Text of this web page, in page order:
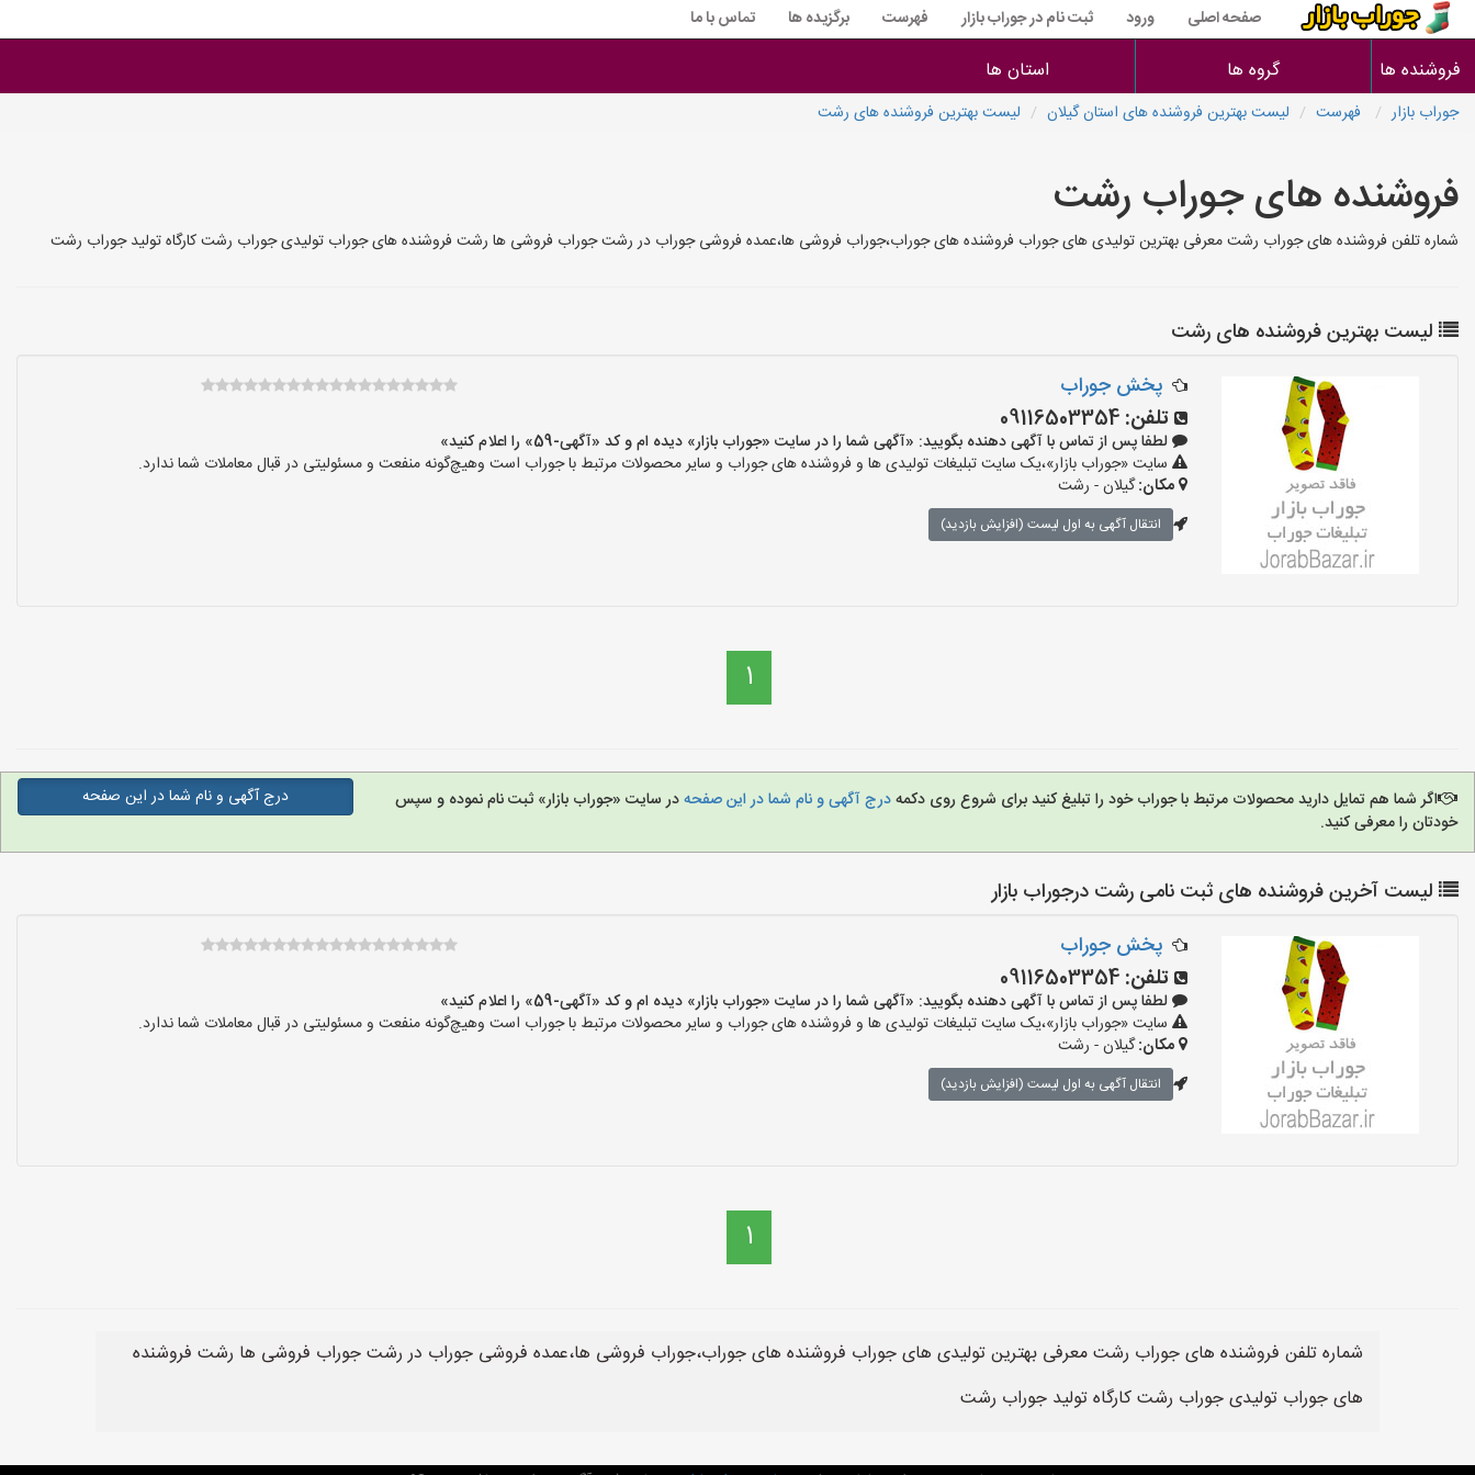
صفحه اصلی ورود ثبت نام در جوراب بازار فهرست برگزیده ها تماس با ما
فروشنده ها گروه ها استان ها
جوراب بازار فهرست لیست بهترین فروشنده های استان گیلان لیست بهترین فروشنده های رشت
فروشنده های جوراب رشت
شماره تلفن فروشنده های جوراب رشت معرفی بهترین تولیدی های جوراب فروشنده های جوراب،جوراب فروشی ها،عمده فروشی جوراب در رشت جوراب فروشی ها رشت فروشنده های جوراب تولیدی جوراب رشت کارگاه تولید جوراب رشت
لیست بهترین فروشنده های رشت
پخش جوراب
تلفن: 09116503354
لطفا پس از تماس با آگهی دهنده بگویید: «آگهی شما را در سایت «جوراب بازار» دیده ام و کد «آگهی-59» را اعلام کنید»
سایت «جوراب بازار»،یک سایت تبلیغات تولیدی ها و فروشنده های جوراب و سایر محصولات مرتبط با جوراب است وهیچ‌گونه منفعت و مسئولیتی در قبال معاملات شما ندارد.
مکان:گیلان - رشت
انتقال آگهی به اول لیست (افزایش بازدید)
1
اگر شما هم تمایل دارید محصولات مرتبط با جوراب خود را تبلیغ کنید برای شروع روی دکمهدرج آگهی و نام شما در این صفحهدر سایت «جوراب بازار» ثبت نام نموده و سپس
خودتان را معرفی کنید.
درج آگهی و نام شما در این صفحه
لیست آخرین فروشنده های ثبت نامی رشت درجوراب بازار
پخش جوراب
تلفن: 09116503354
لطفا پس از تماس با آگهی دهنده بگویید: «آگهی شما را در سایت «جوراب بازار» دیده ام و کد «آگهی-59» را اعلام کنید»
سایت «جوراب بازار»،یک سایت تبلیغات تولیدی ها و فروشنده های جوراب و سایر محصولات مرتبط با جوراب است وهیچ‌گونه منفعت و مسئولیتی در قبال معاملات شما ندارد.
مکان:گیلان - رشت
انتقال آگهی به اول لیست (افزایش بازدید)
1
شماره تلفن فروشنده های جوراب رشت معرفی بهترین تولیدی های جوراب فروشنده های جوراب،جوراب فروشی ها،عمده فروشی جوراب در رشت جوراب فروشی ها رشت فروشنده
های جوراب تولیدی جوراب رشت کارگاه تولید جوراب رشت